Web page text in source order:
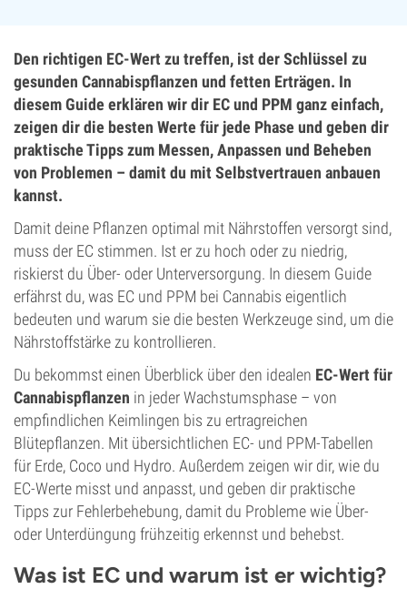
Den richtigen EC-Wert zu treffen, ist der Schlüssel zu
gesunden Cannabispflanzen und fetten Erträgen. In
diesem Guide erklären wir dir EC und PPM ganz einfach,
zeigen dir die besten Werte für jede Phase und geben dir
praktische Tipps zum Messen, Anpassen und Beheben
von Problemen – damit du mit Selbstvertrauen anbauen
kannst.
Damit deine Pflanzen optimal mit Nährstoffen versorgt sind,
muss der EC stimmen. Ist er zu hoch oder zu niedrig,
riskierst du Über- oder Unterversorgung. In diesem Guide
erfährst du, was EC und PPM bei Cannabis eigentlich
bedeuten und warum sie die besten Werkzeuge sind, um die
Nährstoffstärke zu kontrollieren.
Du bekommst einen Überblick über den idealen EC-Wert für
Cannabispflanzen in jeder Wachstumsphase – von
empfindlichen Keimlingen bis zu ertragreichen
Blütepflanzen. Mit übersichtlichen EC- und PPM-Tabellen
für Erde, Coco und Hydro. Außerdem zeigen wir dir, wie du
EC-Werte misst und anpasst, und geben dir praktische
Tipps zur Fehlerbehebung, damit du Probleme wie Über-
oder Unterdüngung frühzeitig erkennst und behebst.
Was ist EC und warum ist er wichtig?